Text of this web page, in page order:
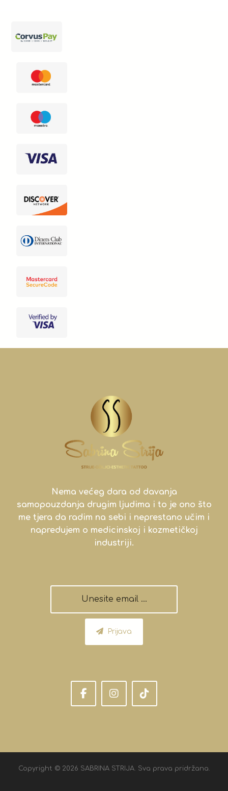
Nema većeg dara od davanja
samopouzdanja drugim ljudima i to je ono što
me tjera da radim na sebi i neprestano učim i
napredujem o medicinskoj i kozmetičkoj
industriji.
Prijava
Copyright © 2026 SABRINA STRIJA. Sva prava pridržana.